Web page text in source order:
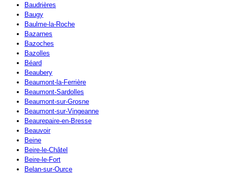
Baudrières
Baugy
Baulme-la-Roche
Bazarnes
Bazoches
Bazolles
Béard
Beaubery
Beaumont-la-Ferrière
Beaumont-Sardolles
Beaumont-sur-Grosne
Beaumont-sur-Vingeanne
Beaurepaire-en-Bresse
Beauvoir
Beine
Beire-le-Châtel
Beire-le-Fort
Belan-sur-Ource